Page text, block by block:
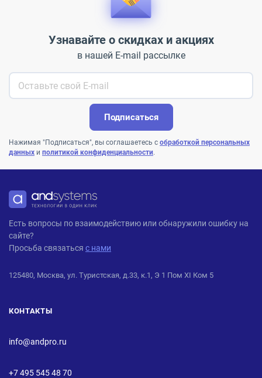
Узнавайте о скидках и акциях
в нашей E-mail рассылке
Подписаться
Нажимая "Подписаться", вы соглашаетесь с обработкой персональных
данных и политикой конфиденциальности.
ANDPRO
Есть вопросы по взаимодействию или обнаружили ошибку на
сайте?
Просьба связаться с нами
125480, Москва, ул. Туристская, д.33, к.1, Э 1 Пом XI Ком 5
КОНТАКТЫ
info@andpro.ru
+7 495 545 48 70